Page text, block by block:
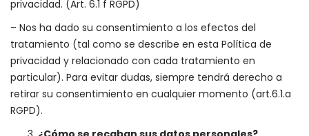
privacidad. (Art. 6.1 f RGPD)
– Nos ha dado su consentimiento a los efectos del
tratamiento (tal como se describe en esta Política de
privacidad y relacionado con cada tratamiento en
particular). Para evitar dudas, siempre tendrá derecho a
retirar su consentimiento en cualquier momento (art.6.1.a
RGPD).